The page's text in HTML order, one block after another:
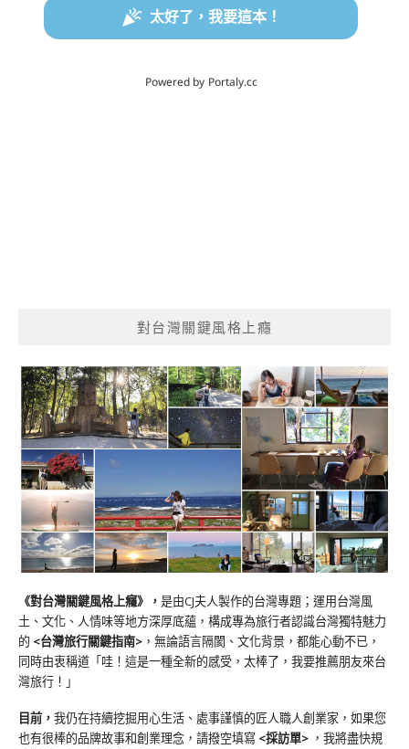
對台灣關鍵風格上癮
《對台灣關鍵風格上癮》 ， 是由CJ夫人製作的台灣專題；運用台灣風
土、文化、人情味等地方深厚底蘊，構成專為旅行者認識台灣獨特魅力
的 <台灣旅行關鍵指南> ，無論語言隔閡、文化背景，都能心動不已，
同時由衷稱道「哇！這是一種全新的感受，太棒了，我要推薦朋友來台
灣旅行！」
目前， 我仍在持續挖掘用心生活、處事謹慎的匠人職人創業家，如果您
也有很棒的品牌故事和創業理念，請撥空填寫 <採訪單> ，我將盡快規